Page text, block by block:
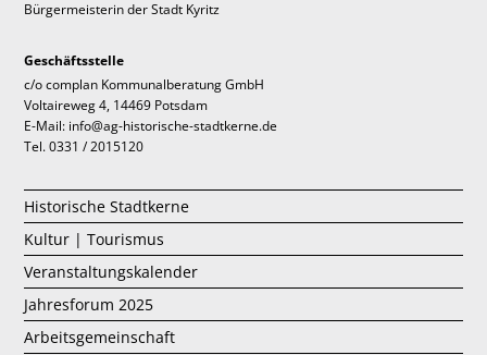
Bürgermeisterin der Stadt Kyritz
Geschäftsstelle
c/o complan Kommunalberatung GmbH
Voltaireweg 4, 14469 Potsdam
E-Mail: info@ag-historische-stadtkerne.de
Tel. 0331 / 2015120
Historische Stadtkerne
Kultur | Tourismus
Veranstaltungskalender
Jahresforum 2025
Arbeitsgemeinschaft